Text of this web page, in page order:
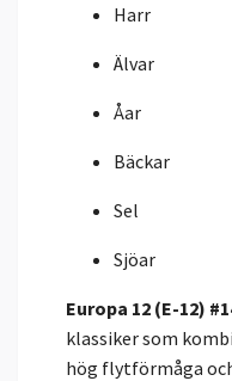
Harr
Älvar
Åar
Bäckar
Sel
Sjöar
Europa 12 (E-12)
klassiker som
hög flytförmåga